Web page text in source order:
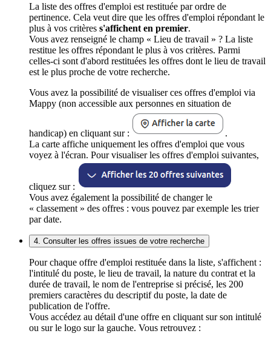
La liste des offres d'emploi est restituée par ordre de
pertinence. Cela veut dire que les offres d'emploi répondant le
plus à vos critères s'affichent en premier.
Vous avez renseigné le champ « Lieu de travail » ? La liste
restitue les offres répondant le plus à vos critères. Parmi
celles-ci sont d'abord restituées les offres dont le lieu de travail
est le plus proche de votre recherche.
Vous avez la possibilité de visualiser ces offres d'emploi via
Mappy (non accessible aux personnes en situation de
handicap) en cliquant sur :
.
La carte affiche uniquement les offres d'emploi que vous
voyez à l'écran. Pour visualiser les offres d'emploi suivantes,
cliquez sur :
Vous avez également la possibilité de changer le
« classement » des offres : vous pouvez par exemple les trier
par date.
4. Consulter les offres issues de votre recherche
Pour chaque offre d'emploi restituée dans la liste, s'affichent :
l'intitulé du poste, le lieu de travail, la nature du contrat et la
durée de travail, le nom de l'entreprise si précisé, les 200
premiers caractères du descriptif du poste, la date de
publication de l'offre.
Vous accédez au détail d'une offre en cliquant sur son intitulé
ou sur le logo sur la gauche. Vous retrouvez :